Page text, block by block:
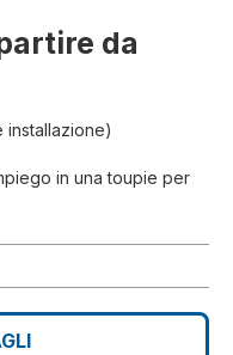
da
installazione)
in una toupie per